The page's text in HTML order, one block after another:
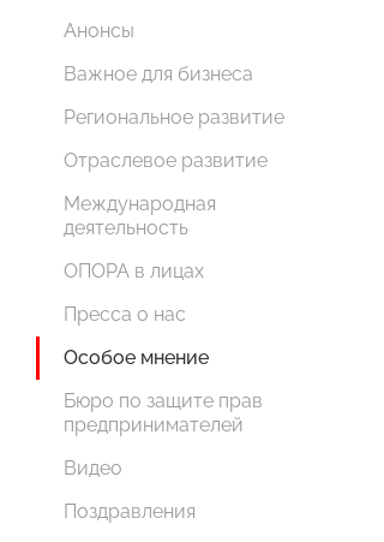
Анонсы
Важное для бизнеса
Региональное развитие
Отраслевое развитие
Международная
деятельность
ОПОРА в лицах
Пресса о нас
Особое мнение
Бюро по защите прав
предпринимателей
Видео
Поздравления